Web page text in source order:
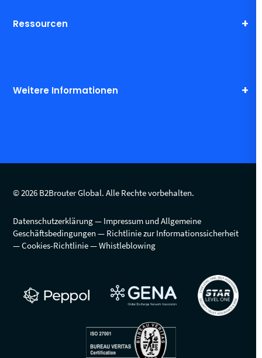
Ressourcen
Weitere Informationen
© 2026 B2Brouter Global. Alle Rechte vorbehalten.
Datenschutzerklärung
Impressum und Allgemeine
Geschäftsbedingungen
Richtlinie zur Informationssicherheit
Cookies-Richtlinie
Whistleblowing